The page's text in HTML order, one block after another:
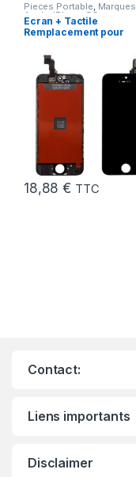
Pieces Portable, Marques
Apple iPhone 5C
Ecran + Tactile
Remplacement pour
sur Chassis + Outils
18,88€ TTC
Contact:
Liens importants
Disclaimer